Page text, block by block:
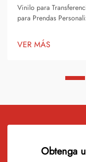
Vinilo para
para Prendas
convertido en una de
decoración y
VER MÁS
Obtenga